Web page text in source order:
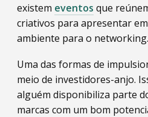
existem eventos que
criativos para apresentar
ambiente para o networking.
Uma das formas de
meio de investidores-anjo.
alguém disponibiliza parte
marcas com um bom